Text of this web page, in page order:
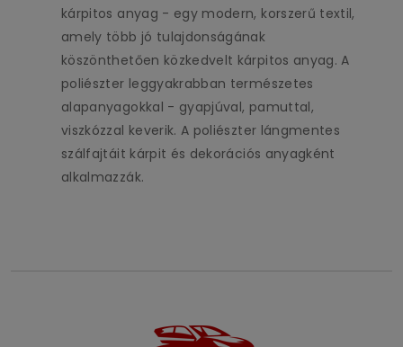
kárpitos anyag - egy modern, korszerű textil,
amely több jó tulajdonságának
köszönthetően közkedvelt kárpitos anyag. A
poliészter leggyakrabban természetes
alapanyagokkal - gyapjúval, pamuttal,
viszkózzal keverik. A poliészter lángmentes
szálfajtáit kárpit és dekorációs anyagként
alkalmazzák.